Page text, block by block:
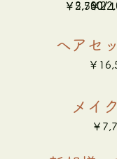
￥5,500/
￥2,750/
￥
ヘアセ
￥
メイ
￥